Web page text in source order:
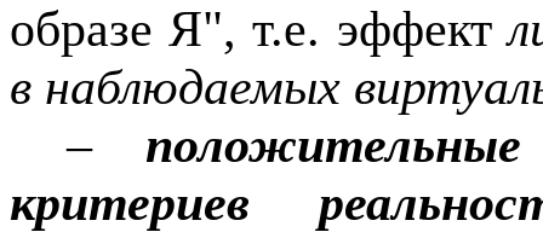
образе Я", т.е. эффект
в наблюдаемых
–
критериев